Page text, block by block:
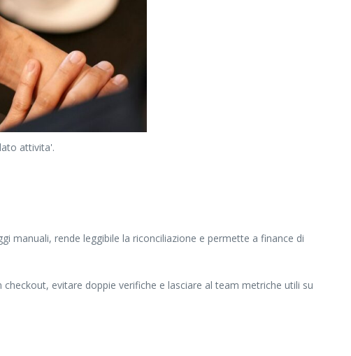
attivita'.
manuali, rende leggibile la riconciliazione e permette a finance di
evitare doppie verifiche e lasciare al team metriche utili su